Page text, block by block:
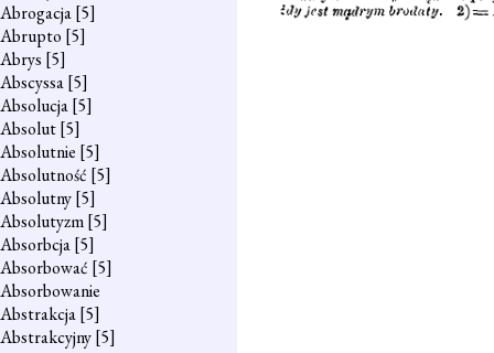
Abrogacja[5]
Abrupto [5]
Abrys [5]
Abscyssa[5]
Absolucja[5]
Absolut[5]
Absolutnie [5]
Absolutność [5]
Absolutny[5]
Absolutyzm[5]
Absorbcja[5]
Absorbować [5]
Absorbowanie
Abstrakcja[5]
Abstrakcyjny[5]